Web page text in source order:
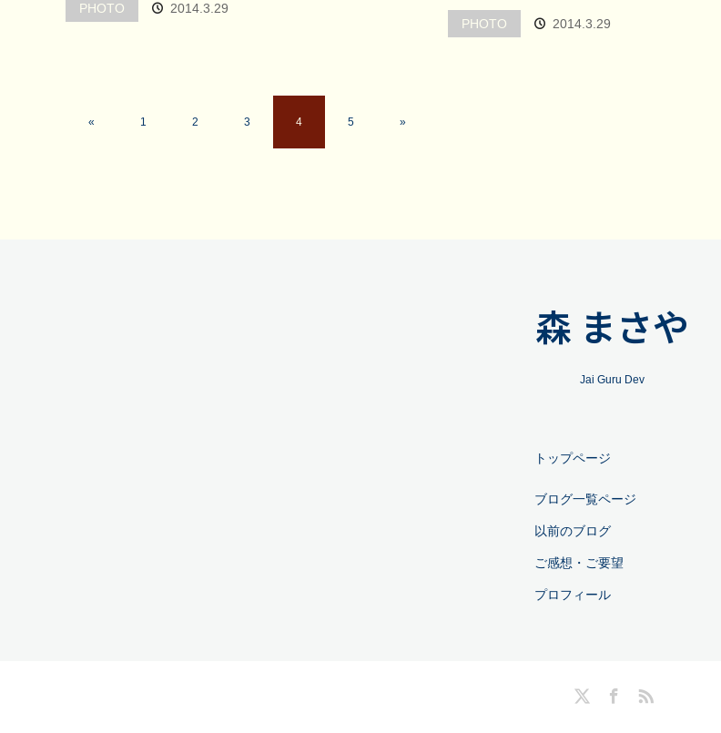
PHOTO 2014.3.29
PHOTO 2014.3.29
« 1 2 3 4 5 »
森 まさや
Jai Guru Dev
トップページ
ブログ一覧ページ
以前のブログ
ご感想・ご要望
プロフィール